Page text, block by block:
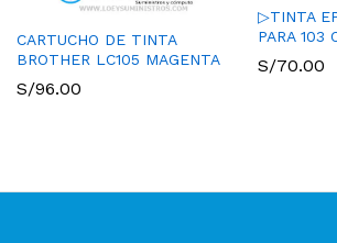
CARTUCHO DE TINTA
BROTHER LC105 MAGENTA
S/96.00
▷TINTA
PARA 103
S/70.00